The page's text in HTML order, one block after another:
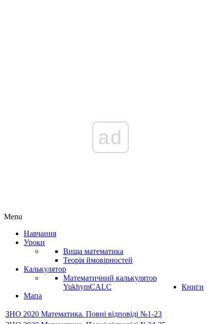
ad
Menu
Навчання
Уроки
Вища математика
Теорія ймовірностей
Калькулятор
Математичний калькулятор
YukhymCALC
Книги
Мапа
ЗНО 2020 Математика. Повні відповіді №1-23